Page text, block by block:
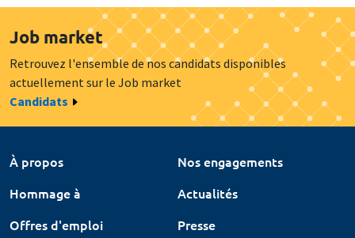
Job market
Retrouvez l'ensemble de nos candidats disponibles
actuellement sur le Job market
Candidats
À propos
Nos engagements
Hommage à
Actualités
Offres d'emploi
Presse